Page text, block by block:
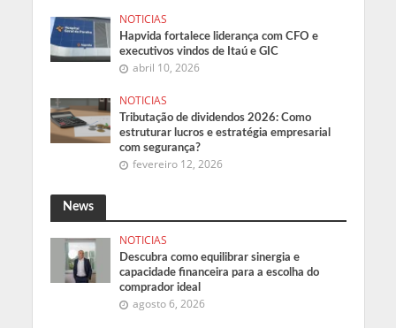
NOTICIAS
Hapvida fortalece liderança com CFO e
executivos vindos de Itaú e GIC
abril 10, 2026
NOTICIAS
Tributação de dividendos 2026: Como
estruturar lucros e estratégia empresarial
com segurança?
fevereiro 12, 2026
News
NOTICIAS
Descubra como equilibrar sinergia e
capacidade financeira para a escolha do
comprador ideal
agosto 6, 2026